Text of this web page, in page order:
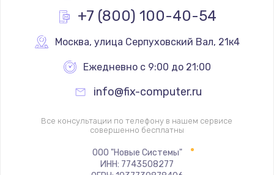
Ремонт GPS-модуля
Ремонт динамика
500 руб.
Заказать
Программный ремонт
450 руб.
+7 (800) 100-40-54
Москва, улица Серпуховский Вал, 21к4
Ежедневно с 9:00 до 21:00
info@fix-computer.ru
Все консультации по телефону в нашем сервисе
совершенно бесплатны
ООО "Новые Системы"
ИНН: 7743508277